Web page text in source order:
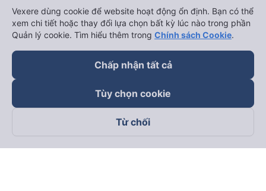
Theo dõi chúng tôi trên
Vexere dùng cookie để website hoạt động ổn định. Bạn có thể
xem chi tiết hoặc thay đổi lựa chọn bất kỳ lúc nào trong phần
Quản lý cookie. Tìm hiểu thêm trong Chính sách Cookie.
Chấp nhận tất cả
Tùy chọn cookie
Từ chối